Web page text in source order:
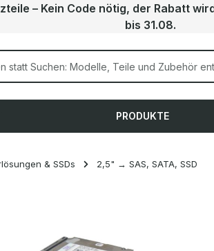
– Kein Code nötig, der Rabatt
bis 31.08.
PRODUKTE
& SSDs 2,5" → SAS, SATA, SSD